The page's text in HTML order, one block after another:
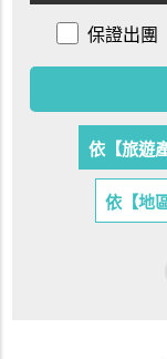
保證出團
依【旅遊
依【地